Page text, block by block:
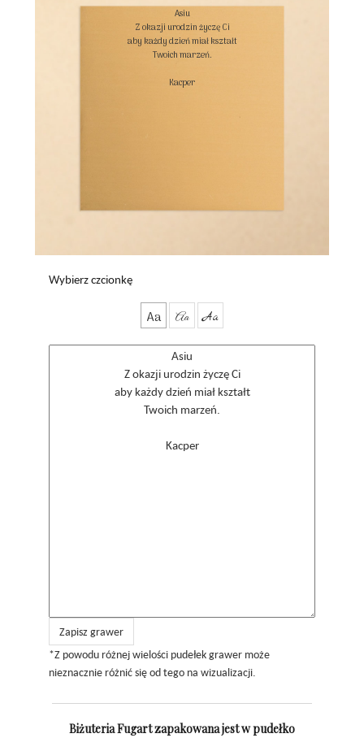
Asiu
Z okazji urodzin życzę Ci
aby każdy dzień miał kształt
Twoich marzeń.
Kacper
Wybierz czcionkę
Aa Aa Aa
Zapisz grawer
*Z powodu różnej wielości pudełek grawer może
nieznacznie różnić się od tego na wizualizacji.
Biżuteria Fugart zapakowana jest w pudełko